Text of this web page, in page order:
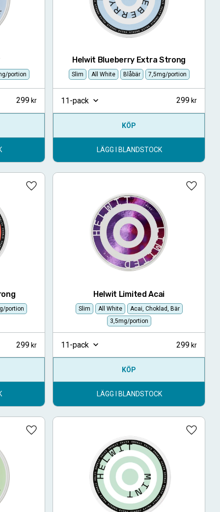
portion
299
Helwit Blueberry Extra Strong
Slim All White Blåbär 7,5mg/portion
11-pack 299
KÖP
LÄGG I BLANDSTOCK
portion
Lägg till i favoriter
299
Helwit Limited Acai
Slim All White
Acai, Choklad, Bär
3,5mg/portion
Lägg
11-pack 299
KÖP
LÄGG I BLANDSTOCK
Lägg till i favoriter Lägg